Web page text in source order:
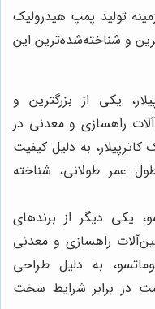
تولید پمپ هیدرولیک
و شناخته‌شده‌ترین این
یکی از بزرگترین و
راهسازی و معدنی در
به دلیل کیفیت
عمر طولانی، شناخته
یکی دیگر از برندهای
راهسازی و معدنی
به دلیل طراحی
در برابر شرایط سخت